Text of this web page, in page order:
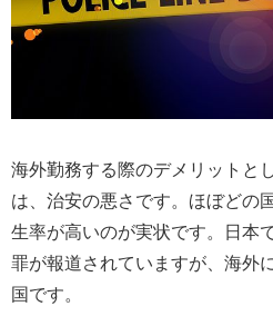
海外勤務する際のデメリットと
は、治安の悪さです。ほぼどの
生率が高いのが実状です。日本
罪が報道されていますが、海外
国です。